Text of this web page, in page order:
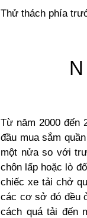
Thử thách phía
Từ năm 2000 đến
đầu mua sắm
một nửa so với
chôn lấp hoặc lò
chiếc xe tải chở
các cơ sở đó đều
cách quá tải đến